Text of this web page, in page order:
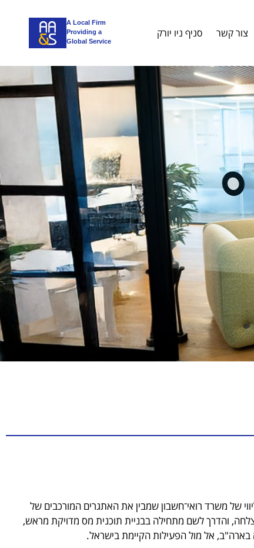
צור קשר סניף ניו יורק
A Local Firm
Providing a
Global Service
של משרד רואי־חשבון שמבין את האתגרים המורכבים של
והדרך לשם מתחילה בבניית תוכנית מס מדויקת מראש,
אל מול הפעילות הקיימת בישראל.